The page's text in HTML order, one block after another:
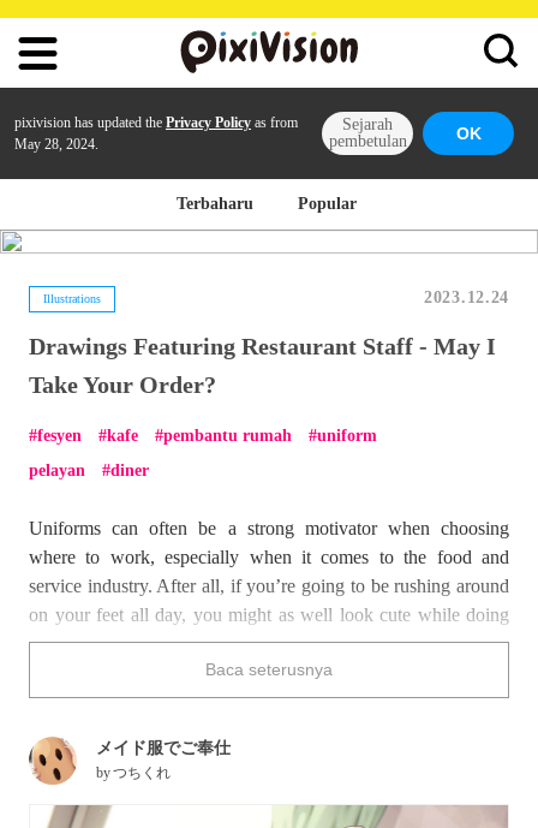
pixivision has updated the Privacy Policy as from
May 28, 2024.
Sejarah
pembetulan
OK
Terbaharu Popular
Illustrations 2023.12.24
Drawings Featuring Restaurant Staff - May I
Take Your Order?
fesyen kafe pembantu rumah
uniform
pelayan
diner
Uniforms can often be a strong motivator when choosing
where to work, especially when it comes to the food and
service industry. After all, if you’re going to be rushing around
on your feet all day, you might as well look cute while doing
so!
From classic maid or barista-type outfits to preppy diner-style
and creative uniforms. Which restaurant would you most likely
want to visit based on the staff uniform, and why?
Baca seterusnya
メイド服でご奉仕
byつちくれ